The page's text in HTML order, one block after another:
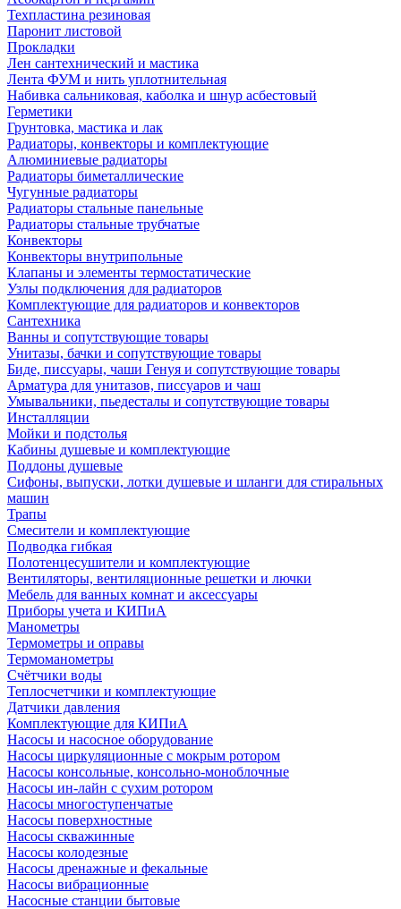
Техпластина резиновая
Паронит листовой
Прокладки
Лен сантехнический и мастика
Лента ФУМ и нить уплотнительная
Набивка сальниковая, каболка и шнур асбестовый
Герметики
Грунтовка, мастика и лак
Радиаторы, конвекторы и комплектующие
Алюминиевые радиаторы
Радиаторы биметаллические
Чугунные радиаторы
Радиаторы стальные панельные
Радиаторы стальные трубчатые
Конвекторы
Конвекторы внутрипольные
Клапаны и элементы термостатические
Узлы подключения для радиаторов
Комплектующие для радиаторов и конвекторов
Сантехника
Ванны и сопутствующие товары
Унитазы, бачки и сопутствующие товары
Биде, писсуары, чаши Генуя и сопутствующие товары
Арматура для унитазов, писсуаров и чаш
Умывальники, пьедесталы и сопутствующие товары
Инсталляции
Мойки и подстолья
Кабины душевые и комплектующие
Поддоны душевые
Сифоны, выпуски, лотки душевые и шланги для стиральных
машин
Трапы
Смесители и комплектующие
Подводка гибкая
Полотенцесушители и комплектующие
Вентиляторы, вентиляционные решетки и лючки
Мебель для ванных комнат и аксессуары
Приборы учета и КИПиА
Манометры
Термометры и оправы
Термоманометры
Счётчики воды
Теплосчетчики и комплектующие
Датчики давления
Комплектующие для КИПиА
Насосы и насосное оборудование
Насосы циркуляционные с мокрым ротором
Насосы консольные, консольно-моноблочные
Насосы ин-лайн с сухим ротором
Насосы многоступенчатые
Насосы поверхностные
Насосы скважинные
Насосы колодезные
Насосы дренажные и фекальные
Насосы вибрационные
Насосные станции бытовые